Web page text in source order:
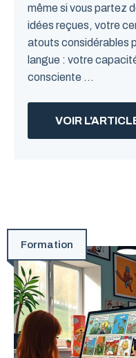
même si vous partez
idées reçues, votre
atouts considérables
langue : votre
consciente ...
VOIR
Formation